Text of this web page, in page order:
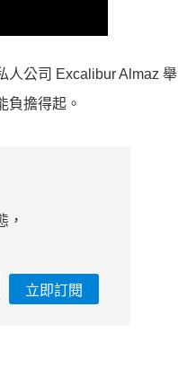
人公司 Excalibur Almaz 舉
負擔得起。
，
立即訂閱